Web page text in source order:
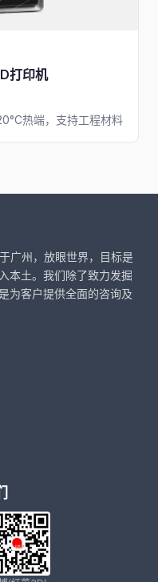
打印机
热端，支持工程材料
广州，放眼世界，目标是
本土。我们除了致力发掘
为客户提供全面的咨询及